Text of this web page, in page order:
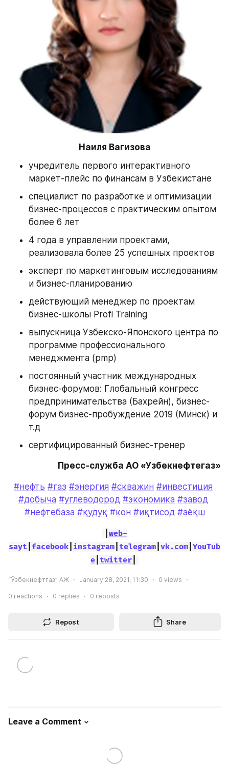
Наиля Вагизова
учредитель первого интерактивного
маркет-плейс по финансам в Узбекистане
специалист по разработке и оптимизации
бизнес-процессов с практическим опытом
более 6 лет
4 года в управлении проектами,
реализовала более 25 успешных проектов
эксперт по маркетинговым исследованиям
и бизнес-планированию
действующий менеджер по проектам
бизнес-школы Profi Training
выпускница Узбекско-Японского центра по
программе профессионального
менеджмента (pmp)
постоянный участник международных
бизнес-форумов: Глобальный конгресс
предпринимательства (Бахрейн), бизнес-
форум бизнес-пробуждение 2019 (Минск) и
т.д
сертифицированный бизнес-тренер
Пресс-служба АО «Узбекнефтегаз»
#нефть #газ #энергия #скважин #инвестиция
#добыча #углеводород #экономика #завод
#нефтебаза #қудуқ #кон #иқтисод #аёқш
web-
sayt facebook instagram telegram vk.com YouTub
e| twitter|
“Ўзбекнефтгаз” АЖ January 28, 2021, 11:30 0 views
0 reactions 0 replies 0 reposts
Repost Share
Leave a Comment